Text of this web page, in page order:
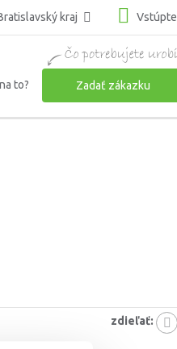
kraj Vstúpte
to? Zadať zákazku
zdieľať: